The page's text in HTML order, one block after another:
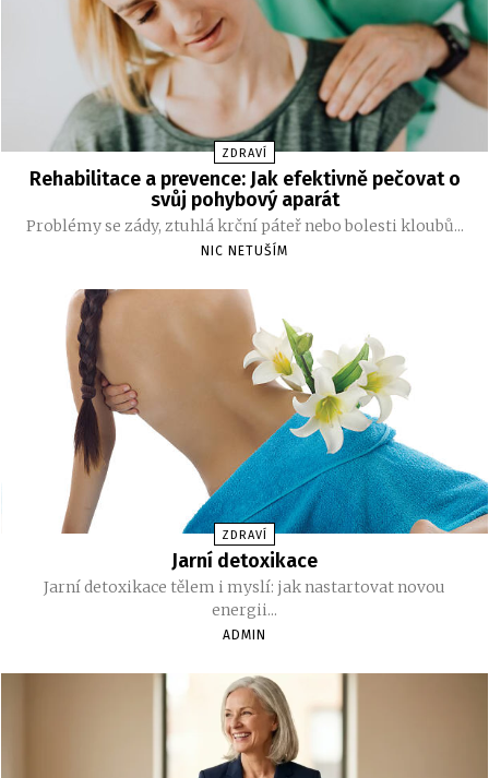
ZDRAVÍ
Rehabilitace a prevence: Jak efektivně pečovat o
svůj pohybový aparát
Problémy se zády, ztuhlá krční páteř nebo bolesti kloubů...
NIC NETUŠÍM
ZDRAVÍ
Jarní detoxikace
Jarní detoxikace tělem i myslí: jak nastartovat novou
energii...
ADMIN